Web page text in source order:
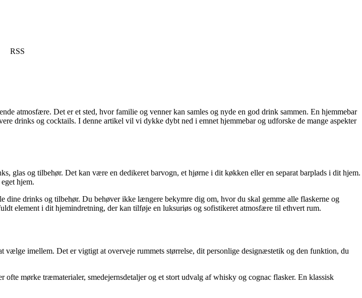
RSS
atmosfære. Det er et sted, hvor familie og venner kan samles og nyde en god drink sammen. En hjemmebar
drinks og cocktails. I denne artikel vil vi dykke dybt ned i emnet hjemmebar og udforske de mange aspekter
glas og tilbehør. Det kan være en dedikeret barvogn, et hjørne i dit køkken eller en separat barplads i dit hjem.
hjem.
dine drinks og tilbehør. Du behøver ikke længere bekymre dig om, hvor du skal gemme alle flaskerne og
element i dit hjemindretning, der kan tilføje en luksuriøs og sofistikeret atmosfære til ethvert rum.
imellem. Det er vigtigt at overveje rummets størrelse, dit personlige designæstetik og den funktion, du
mørke træmaterialer, smedejernsdetaljer og et stort udvalg af whisky og cognac flasker. En klassisk